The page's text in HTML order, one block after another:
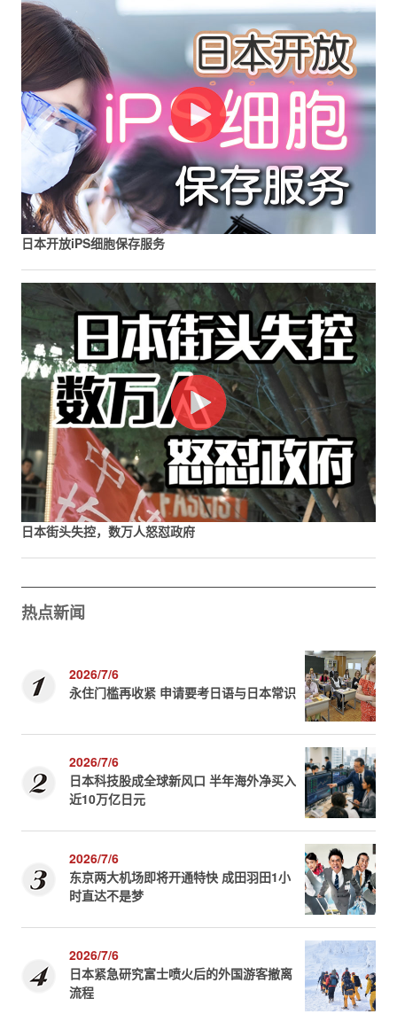
日本开放iPS细胞保存服务
日本街头失控，数万人怒怼政府
热点新闻
2026/7/6
永住门槛再收紧 申请要考日语与日本常识
2026/7/6
日本科技股成全球新风口 半年海外净买入
近10万亿日元
2026/7/6
东京两大机场即将开通特快 成田羽田1小
时直达不是梦
2026/7/6
日本紧急研究富士喷火后的外国游客撤离
流程